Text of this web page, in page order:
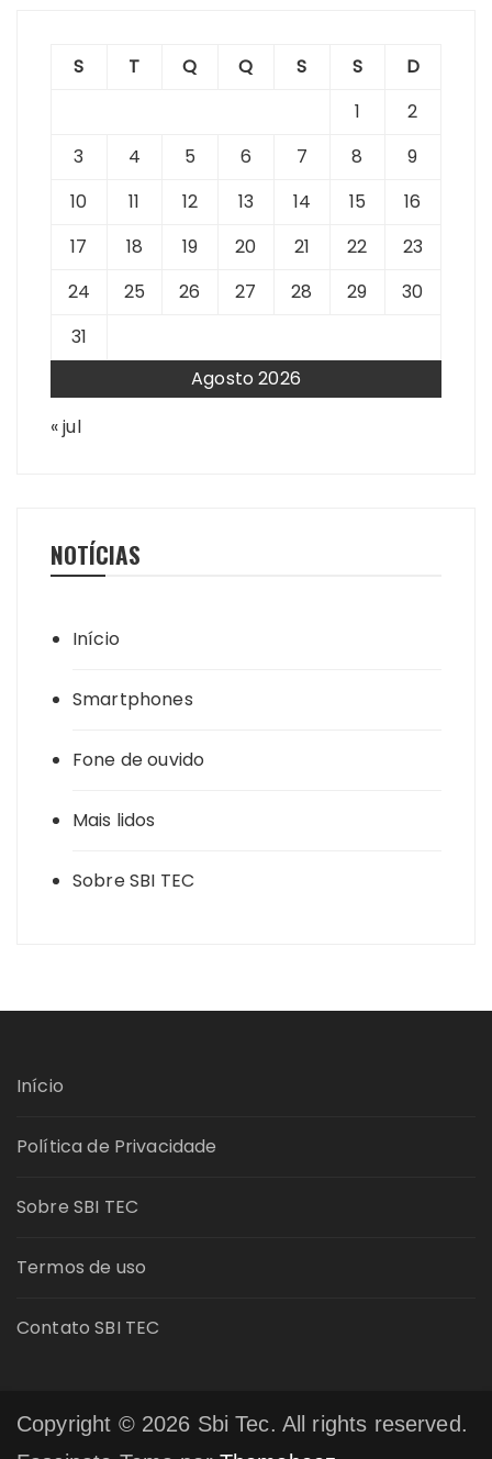
Agosto 2026
S T Q Q S S
D
1
2
3
4 5 6 7 8
9
10
11 12 13 14 15
16
17
18 19 20 21 22
23
24
25 26 27 28 29
30
31
« jul
NOTÍCIAS
Início
Smartphones
Fone de ouvido
Mais lidos
Sobre SBI TEC
Início
Política de Privacidade
Sobre SBI TEC
Termos de uso
Contato SBI TEC
Copyright © 2026 Sbi Tec. All rights reserved.